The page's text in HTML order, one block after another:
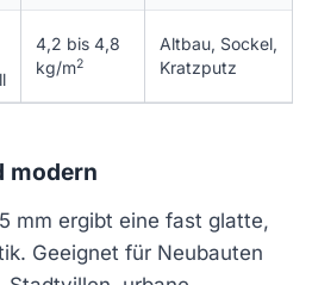
4,2 bis 4,8
kg/m2
Altbau, Sockel,
Kratzputz
modern
mm ergibt eine fast glatte,
Geeignet für Neubauten